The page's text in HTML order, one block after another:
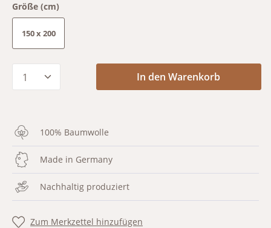
Größe (cm)
150 x 200
Produkt Anzahl: Gib den gewünschten
In den Warenkorb
100% Baumwolle
Made in Germany
Nachhaltig produziert
Zum Merkzettel hinzufügen